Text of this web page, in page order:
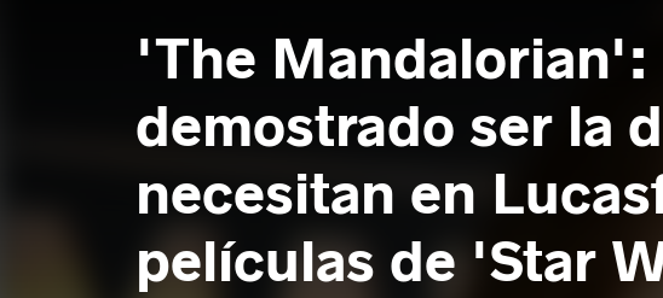
'The Mandalorian':
demostrado ser la
necesitan en
películas de 'Star